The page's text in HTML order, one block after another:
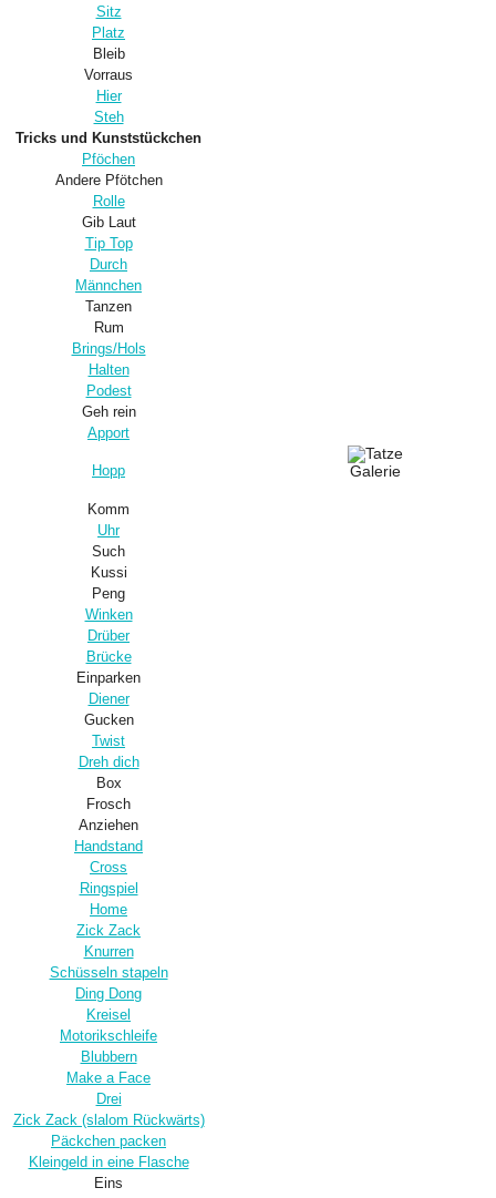
Sitz
Platz
Bleib
Vorraus
Hier
Steh
Tricks und Kunststückchen
Pföchen
Andere Pfötchen
Rolle
Gib Laut
Tip Top
Durch
Männchen
Tanzen
Rum
Brings/Hols
Halten
Podest
Geh rein
Apport
Hopp
Komm
Uhr
Such
Kussi
Peng
Winken
Drüber
Brücke
Einparken
Diener
Gucken
Twist
Dreh dich
Box
Frosch
Anziehen
Handstand
Cross
Ringspiel
Home
Zick Zack
Knurren
Schüsseln stapeln
Ding Dong
Kreisel
Motorikschleife
Blubbern
Make a Face
Drei
Zick Zack (slalom Rückwärts)
Päckchen packen
Kleingeld in eine Flasche
Eins